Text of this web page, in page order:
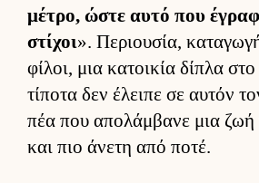
μέτρο, ώστε αυτό που
στίχοι». Περιου­σία,
φίλοι, μια κατοι­κία δίπλα
τίποτα δεν έλειπε σε αυ­τόν
πέα που απολάμ­βανε μια
και πιο άνετη από ποτέ.